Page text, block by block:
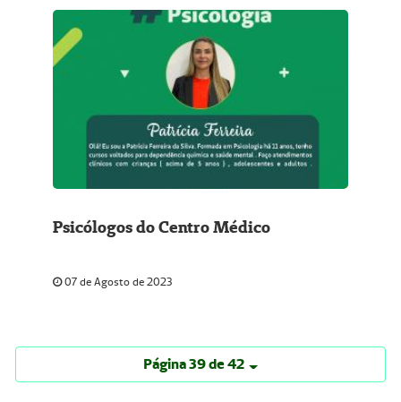
Psicólogos do Centro Médico
07 de Agosto de 2023
Página 39 de 42